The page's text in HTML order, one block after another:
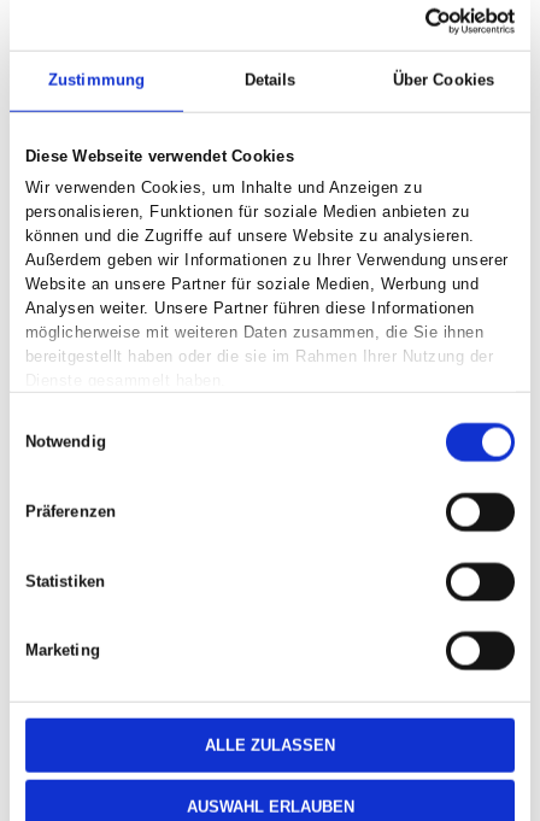
Zustimmung Details Über Cookies
Diese Webseite verwendet Cookies
Wir verwenden Cookies, um Inhalte und Anzeigen zu
personalisieren, Funktionen für soziale Medien anbieten zu
können und die Zugriffe auf unsere Website zu analysieren.
Außerdem geben wir Informationen zu Ihrer Verwendung unserer
Website an unsere Partner für soziale Medien, Werbung und
Analysen weiter. Unsere Partner führen diese Informationen
möglicherweise mit weiteren Daten zusammen, die Sie ihnen
bereitgestellt haben oder die sie im Rahmen Ihrer Nutzung der
Notwendig
Präferenzen
Statistiken
Marketing
ALLE ZULASSEN
AUSWAHL ERLAUBEN
Leave a Message